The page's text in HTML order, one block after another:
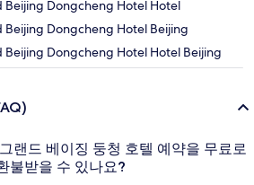
Beijing Dongcheng Hotel Hotel
Beijing Dongcheng Hotel Beijing
Beijing Dongcheng Hotel Hotel Beijing
랜드 베이징 둥청 호텔 예약을 무료로
불받을 수 있나요?